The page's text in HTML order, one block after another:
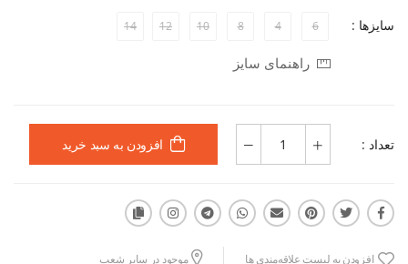
سایزها : 6
4
8
10
12
14
راهنمای سایز
تعداد : افزودن به سبد خرید
افزودن به لیست علاقه‌مندی ها موجود در سایر شعب